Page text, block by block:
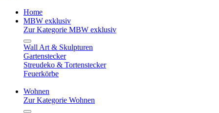
Home
MBW exklusiv
Zur Kategorie MBW exklusiv
Wall Art & Skulpturen
Gartenstecker
Streudeko & Tortenstecker
Feuerkörbe
Wohnen
Zur Kategorie Wohnen